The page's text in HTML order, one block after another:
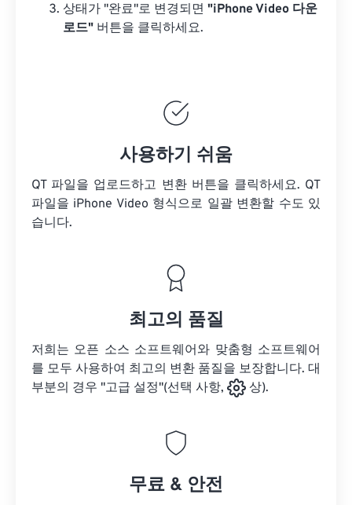
상태가 "완료"로 변경되면 "iPhone Video 다운
로드" 버튼을 클릭하세요.
사용하기 쉬움
QT 파일을 업로드하고 변환 버튼을 클릭하세요. QT
파일을 iPhone Video 형식으로 일괄 변환할 수도 있
습니다.
최고의 품질
저희는 오픈 소스 소프트웨어와 맞춤형 소프트웨어
를 모두 사용하여 최고의 변환 품질을 보장합니다. 대
부분의 경우 "고급 설정"(선택 사항,
상).
무료 & 안전